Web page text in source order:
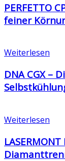
PERFETTO
feiner
Weiterlesen
DNA CGX –
Weiterlesen